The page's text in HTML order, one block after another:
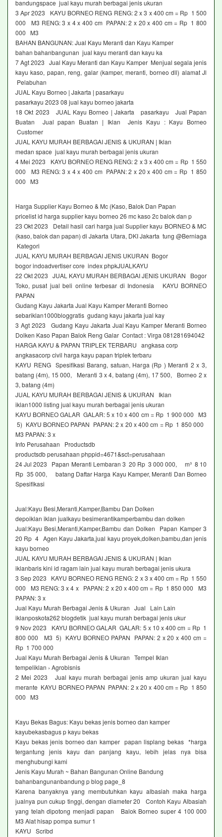
bandungspace jual kayu murah berbagai jenis ukuran
3 Apr 2023 KAYU BORNEO RENG RENG: 2 x 3 x 400 cm = Rp 1 500
000 M3 RENG: 3 x 4 x 400 cm PAPAN: 2 x 20 x 400 cm = Rp 1 800
000 M3
BAHAN BANGUNAN: Jual Kayu Meranti dan Kayu Kamper
bahan bahanbangunan jual kayu meranti dan kayu ka
7 Agt 2023 Jual Kayu Meranti dan Kayu Kamper Menjual segala jenis
kayu kaso, papan, reng, galar (kamper, meranti, borneo dll) alamat Jl
Pelabuhan
JUAL Kayu Borneo | Jakarta | pasarkayu
pasarkayu 2023 08 jual kayu borneo jakarta
18 Okt 2023 JUAL Kayu Borneo | Jakarta pasarkayu Jual Papan
Buatan Jual papan Buatan | Iklan Jenis Kayu : Kayu Borneo
Customer
JUAL KAYU MURAH BERBAGAI JENIS & UKURAN | Iklan
medan space jual kayu murah berbagai jenis ukuran
4 Mei 2023 KAYU BORNEO RENG RENG: 2 x 3 x 400 cm = Rp 1 550
000 M3 RENG: 3 x 4 x 400 cm PAPAN: 2 x 20 x 400 cm = Rp 1 850
000 M3
Harga Supplier Kayu Borneo & Mc (Kaso, Balok Dan Papan
pricelist id harga supplier kayu borneo 26 mc kaso 2c balok dan p
23 Okt 2023 Detail hasil cari harga jual Supplier kayu BORNEO & MC
(kaso, balok dan papan) di Jakarta Utara, DKI Jakarta tung @Berniaga
Kategori
JUAL KAYU MURAH BERBAGAI JENIS UKURAN Bogor
bogor indoadvertiser core index phpkJUALKAYU
22 Okt 2023 JUAL KAYU MURAH BERBAGAI JENIS UKURAN Bogor
Toko, pusat jual beli online terbesar di Indonesia KAYU BORNEO
PAPAN
Gudang Kayu Jakarta Jual Kayu Kamper Meranti Borneo
sebariklan1000bloggratis gudang kayu jakarta jual kay
3 Agt 2023 Gudang Kayu Jakarta Jual Kayu Kamper Meranti Borneo
Dolken Kaso Papan Balok Reng Galar Contact : Virga 081281694042
HARGA KAYU & PAPAN TRIPLEK TERBARU angkasa corp
angkasacorp civil harga kayu papan triplek terbaru
KAYU RENG Spesifikasi Barang, satuan, Harga (Rp ) Meranti 2 x 3,
batang (4m), 15 000, Meranti 3 x 4, batang (4m), 17 500, Borneo 2 x
3, batang (4m)
JUAL KAYU MURAH BERBAGAI JENIS & UKURAN Iklan
iklan1000 listing jual kayu murah berbagai jenis ukuran
KAYU BORNEO GALAR GALAR: 5 x 10 x 400 cm = Rp 1 900 000 M3
5) KAYU BORNEO PAPAN PAPAN: 2 x 20 x 400 cm = Rp 1 850 000
M3 PAPAN: 3 x
Info Perusahaan Productsdb
productsdb perusahaan phppid=4671&sct=perusahaan
24 Jul 2023 Papan Meranti Lembaran 3 20 Rp 3 000 000, m³ 8 10
Rp 35 000, batang Daftar Harga Kayu Kamper, Meranti Dan Borneo
Spesifikasi
Jual:Kayu Besi,Meranti,Kamper,Bambu Dan Dolken
depoiklan iklan jualkayu besimerantikamperbambu dan dolken
Jual:Kayu Besi,Meranti,Kamper,Bambu dan Dolken Papan Kamper 3
20 Rp 4 Agen Kayu Jakarta,jual kayu proyek,dolken,bambu,dan jenis
kayu borneo
JUAL KAYU MURAH BERBAGAI JENIS & UKURAN | Iklan
iklanbaris kini id ragam lain jual kayu murah berbagai jenis ukura
3 Sep 2023 KAYU BORNEO RENG RENG: 2 x 3 x 400 cm = Rp 1 550
000 M3 RENG: 3 x 4 x PAPAN: 2 x 20 x 400 cm = Rp 1 850 000 M3
PAPAN: 3 x
Jual Kayu Murah Berbagai Jenis & Ukuran Jual Lain Lain
iklanposkota262 blogdetik jual kayu murah berbagai jenis ukur
9 Nov 2023 KAYU BORNEO GALAR GALAR: 5 x 10 x 400 cm = Rp 1
800 000 M3 5) KAYU BORNEO PAPAN PAPAN: 2 x 20 x 400 cm =
Rp 1 700 000
Jual Kayu Murah Berbagai Jenis & Ukuran Tempel Iklan
tempeliklan › Agrobisnis
2 Mei 2023 Jual kayu murah berbagai jenis amp ukuran jual kayu
merante KAYU BORNEO PAPAN PAPAN: 2 x 20 x 400 cm = Rp 1 850
000 M3
Kayu Bekas Bagus: Kayu bekas jenis borneo dan kamper
kayubekasbagus p kayu bekas
Kayu bekas jenis borneo dan kamper papan lisplang bekas *harga
tergantung jenis kayu dan panjang kayu, lebih jelas nya bisa
menghubungi kami
Jenis Kayu Murah ~ Bahan Bangunan Online Bandung
bahanbangunanbandung p blog page_8
Karena banyaknya yang membutuhkan kayu albasiah maka harga
jualnya pun cukup tinggi, dengan diameter 20 Contoh Kayu Albasiah
yang telah dipotong menjadi papan Balok Borneo super 4 100 000
M3 Alat hisap pompa sumur 1
KAYU Scribd